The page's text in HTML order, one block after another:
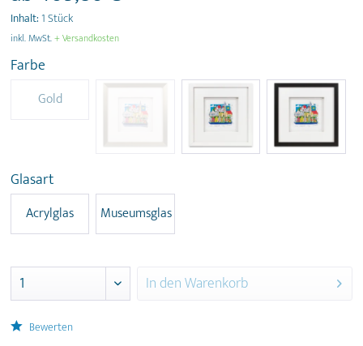
Inhalt:1 Stück
inkl. MwSt.+ Versandkosten
Farbe
Gold
Glasart
Acrylglas Museumsglas
In denWarenkorb
Bewerten